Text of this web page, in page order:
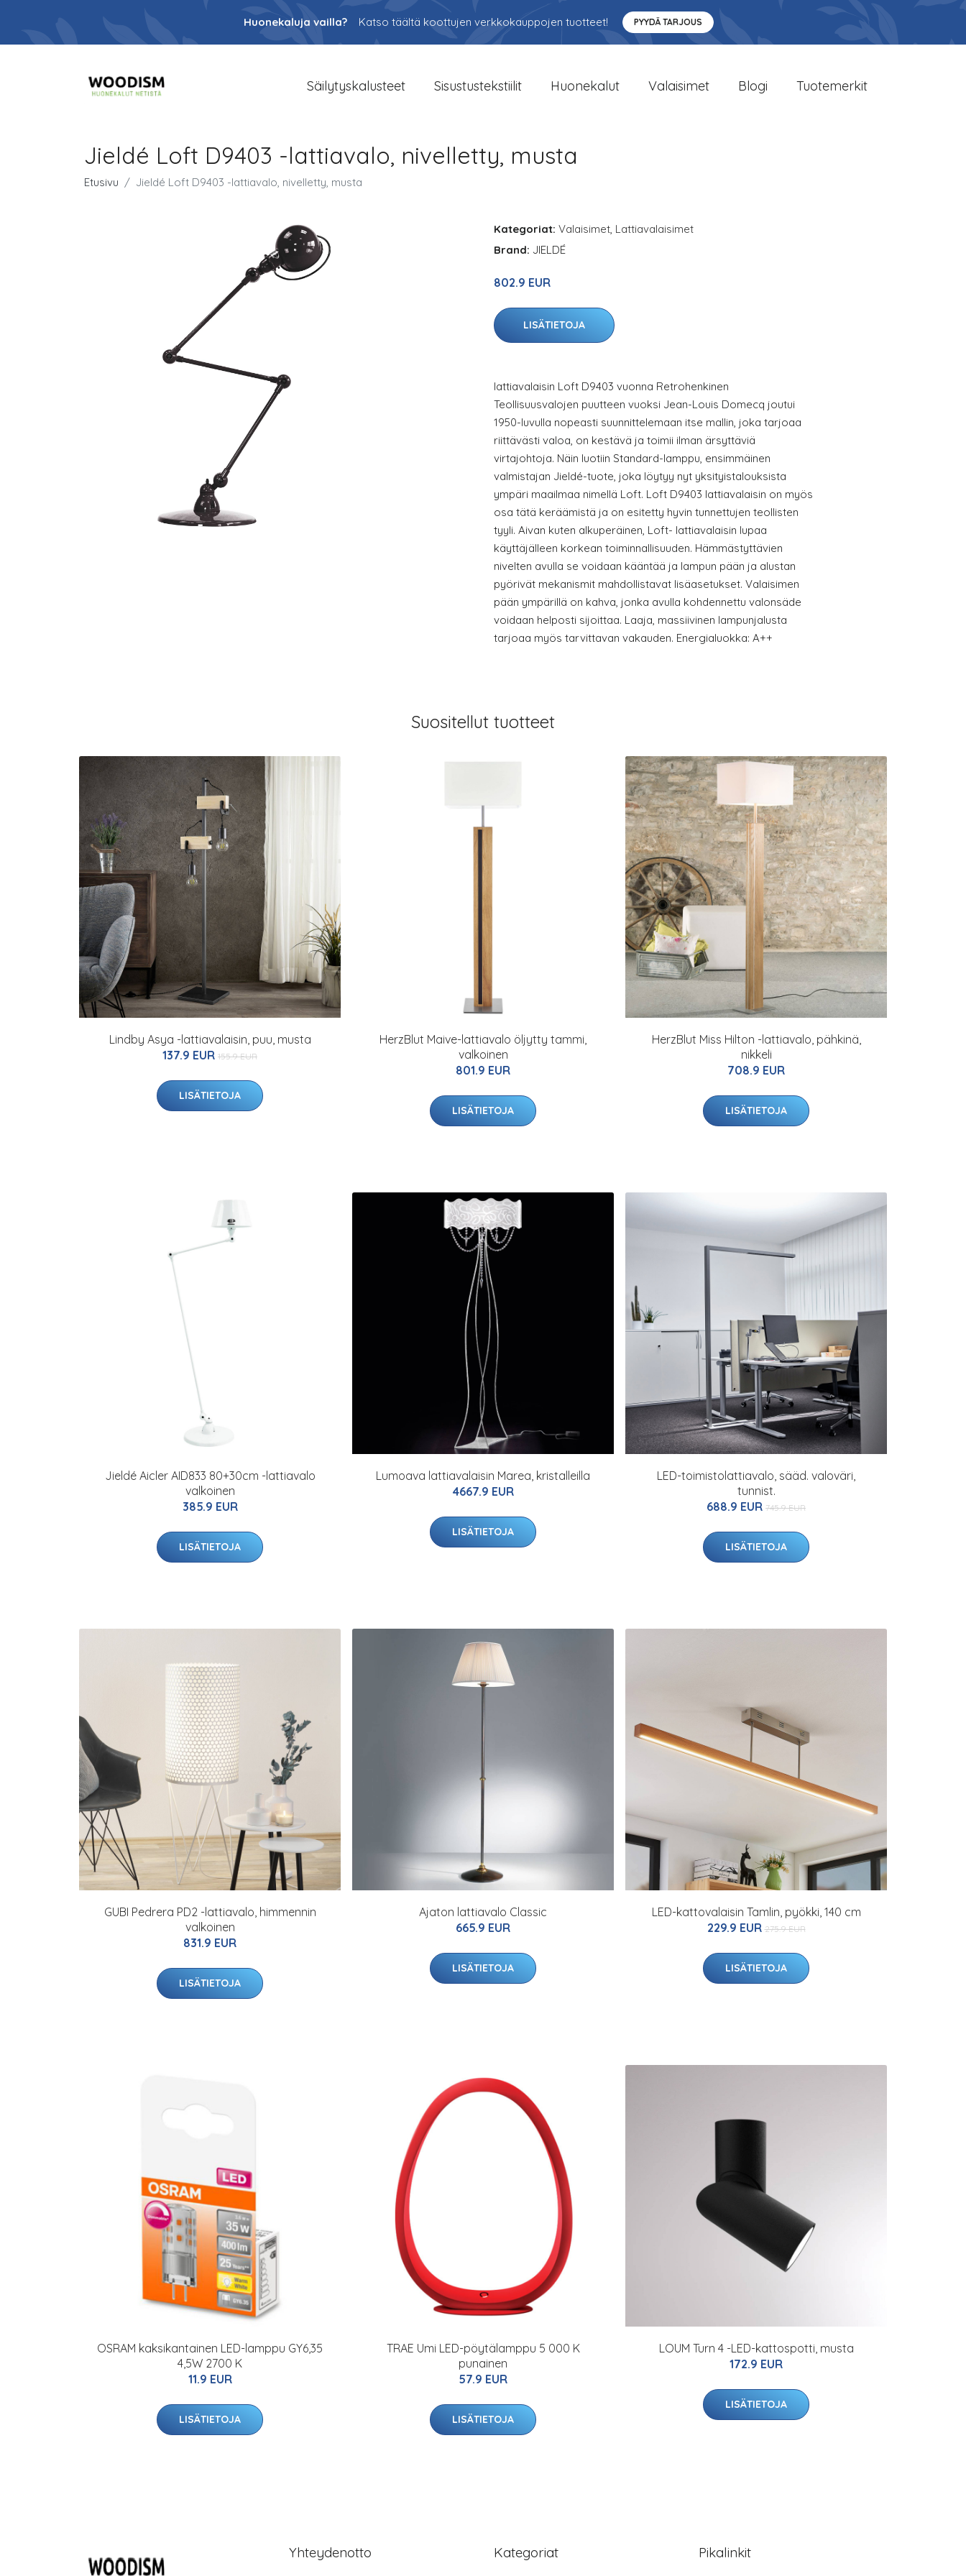
Huonekaluja vailla? Katso täältä koottujen verkkokauppojen tuotteet! PYYDÄ TARJOUS
Säilytyskalusteet Sisustustekstiilit Huonekalut Valaisimet Blogi Tuotemerkit
Jieldé Loft D9403 -lattiavalo, nivelletty, musta
Etusivu Jieldé Loft D9403 -lattiavalo, nivelletty, musta
Kategoriat: Valaisimet, Lattiavalaisimet
Brand: JIELDÉ
802.9 EUR
LISÄTIETOJA
lattiavalaisin Loft D9403 vuonna Retrohenkinen
Teollisuusvalojen puutteen vuoksi Jean-Louis Domecq joutui
1950-luvulla nopeasti suunnittelemaan itse mallin, joka tarjoaa
riittävästi valoa, on kestävä ja toimii ilman ärsyttäviä
virtajohtoja. Näin luotiin Standard-lamppu, ensimmäinen
valmistajan Jieldé-tuote, joka löytyy nyt yksityistalouksista
ympäri maailmaa nimellä Loft. Loft D9403 lattiavalaisin on myös
osa tätä keräämistä ja on esitetty hyvin tunnettujen teollisten
tyyli. Aivan kuten alkuperäinen, Loft- lattiavalaisin lupaa
käyttäjälleen korkean toiminnallisuuden. Hämmästyttävien
nivelten avulla se voidaan kääntää ja lampun pään ja alustan
pyörivät mekanismit mahdollistavat lisäasetukset. Valaisimen
pään ympärillä on kahva, jonka avulla kohdennettu valonsäde
voidaan helposti sijoittaa. Laaja, massiivinen lampunjalusta
tarjoaa myös tarvittavan vakauden. Energialuokka: A++
Suositellut tuotteet
Lindby Asya -lattiavalaisin, puu, musta
137.9 EUR 155.9 EUR
LISÄTIETOJA
HerzBlut Maive-lattiavalo öljytty tammi,
valkoinen
801.9 EUR
LISÄTIETOJA
HerzBlut Miss Hilton -lattiavalo, pähkinä,
nikkeli
708.9 EUR
LISÄTIETOJA
Jieldé Aicler AID833 80+30cm -lattiavalo
valkoinen
385.9 EUR
LISÄTIETOJA
Lumoava lattiavalaisin Marea, kristalleilla
4667.9 EUR
LISÄTIETOJA
LED-toimistolattiavalo, sääd. valoväri,
tunnist.
688.9 EUR 745.9 EUR
LISÄTIETOJA
GUBI Pedrera PD2 -lattiavalo, himmennin
valkoinen
831.9 EUR
LISÄTIETOJA
Ajaton lattiavalo Classic
665.9 EUR
LISÄTIETOJA
LED-kattovalaisin Tamlin, pyökki, 140 cm
229.9 EUR 275.9 EUR
LISÄTIETOJA
OSRAM kaksikantainen LED-lamppu GY6,35
4,5W 2700 K
11.9 EUR
LISÄTIETOJA
TRAE Umi LED-pöytälamppu 5 000 K
punainen
57.9 EUR
LISÄTIETOJA
LOUM Turn 4 -LED-kattospotti, musta
172.9 EUR
LISÄTIETOJA
Yhteydenotto Kategoriat Pikalinkit